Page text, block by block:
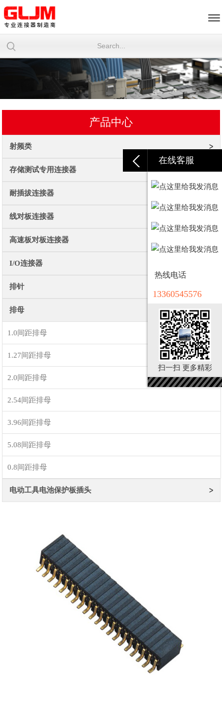
在线客服
热线电话
13360545576
扫一扫 更多精彩
产品中心
射频类
存储测试专用连接器
耐插拔连接器
线对板连接器
高速板对板连接器
I/O连接器
排针
排母
1.0间距排母
1.27间距排母
2.0间距排母
2.54间距排母
3.96间距排母
5.08间距排母
0.8间距排母
电动工具电池保护板插头